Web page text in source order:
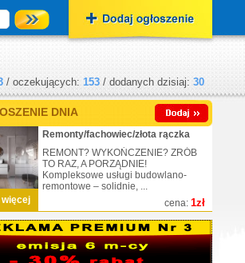
/ oczekujących: 153 / dodanych dzisiaj: 30
DNIA
więcej cena: 1zł
Remonty/fachowiec/złota rączka
REMONT? WYKOŃCZENIE? ZRÓB
TO RAZ, A PORZĄDNIE!
Kompleksowe usługi budowlano-
remontowe – solidnie, ...